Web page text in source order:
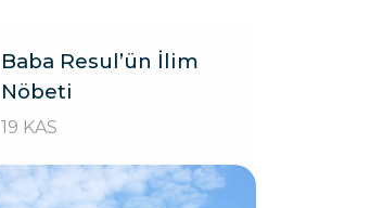
Baba Resul’ün İlim
Nöbeti
19 KAS